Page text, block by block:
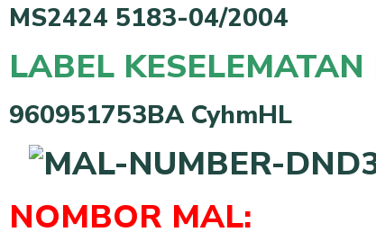
MS2424 5183-04/2004
LABEL
960951753BA CyhmHL
NOMBOR MAL: